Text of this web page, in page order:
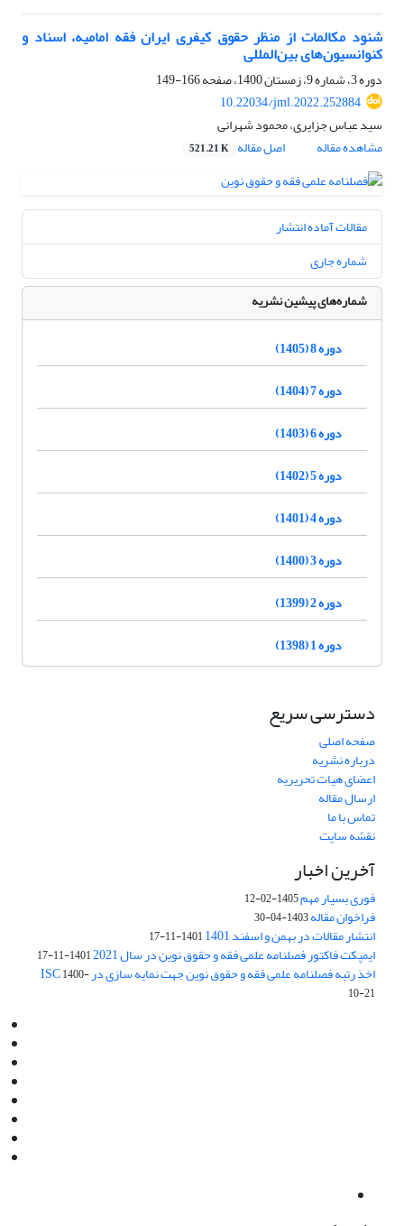
شنود مکالمات از منظر حقوق کیفری ایران فقه امامیه، اسناد و
کنوانسیون‌های بین‌المللی
دوره 3، شماره 9، زمستان 1400، صفحه
166-149
10.22034/jml.2022.252884
سید عباس جزایری، محمود شهرانی
مشاهده مقاله
اصل مقاله 521.21 K
مقالات آماده انتشار
شماره جاری
شماره‌های پیشین نشریه
دوره 8 (1405)
دوره 7 (1404)
دوره 6 (1403)
دوره 5 (1402)
دوره 4 (1401)
دوره 3 (1400)
دوره 2 (1399)
دوره 1 (1398)
دسترسی سریع
صفحه اصلی
درباره نشریه
اعضای هیات تحریریه
ارسال مقاله
تماس با ما
نقشه سایت
آخرین اخبار
فوری بسیار مهم1405-02-12
فراخوان مقاله1403-04-30
انتشار مقالات در بهمن و اسفند 1401 1401-11-17
ایمپکت فاکتور فصلنامه علمی فقه و حقوق نوین در سال 2021 1401-11-17
اخذ رتبه فصلنامه علمی فقه و حقوق نوین جهت نمایه سازی در ISC1400-
10-21